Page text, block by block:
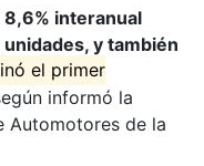
interanual
y también
el primer
informó la
Automotores de la